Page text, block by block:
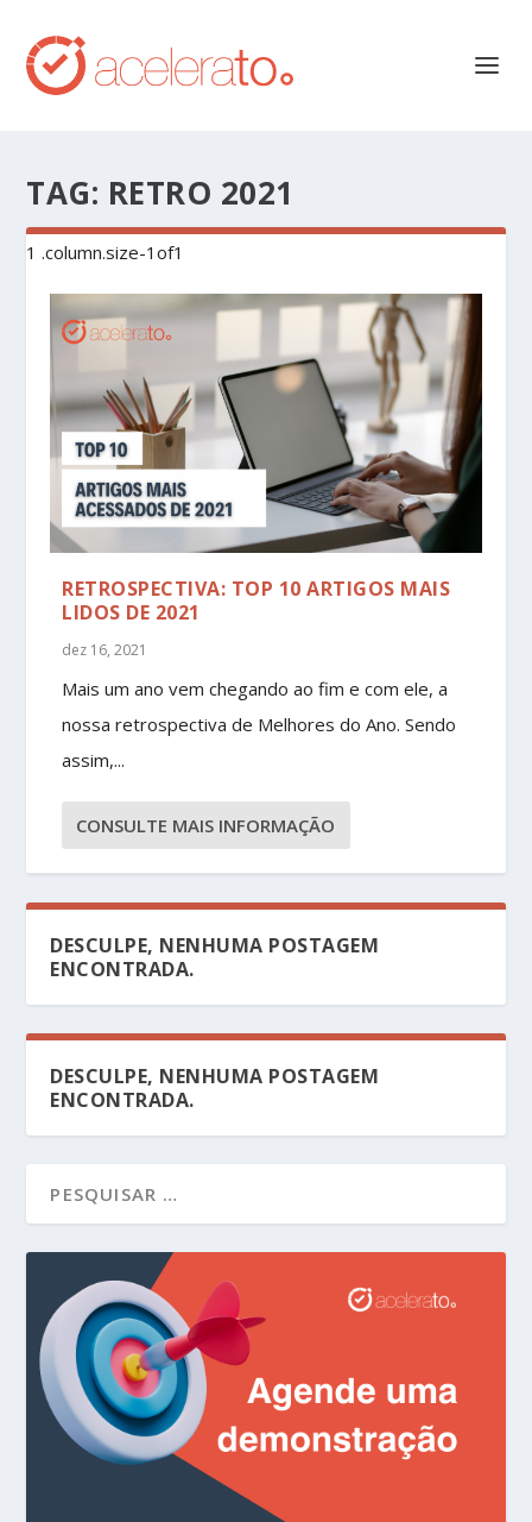
TAG: RETRO 2021
RETROSPECTIVA: TOP 10 ARTIGOS MAIS
LIDOS DE 2021
dez 16, 2021
Mais um ano vem chegando ao fim e com ele, a
nossa retrospectiva de Melhores do Ano. Sendo
assim,...
CONSULTE MAIS INFORMAÇÃO
DESCULPE, NENHUMA POSTAGEM
ENCONTRADA.
DESCULPE, NENHUMA POSTAGEM
ENCONTRADA.